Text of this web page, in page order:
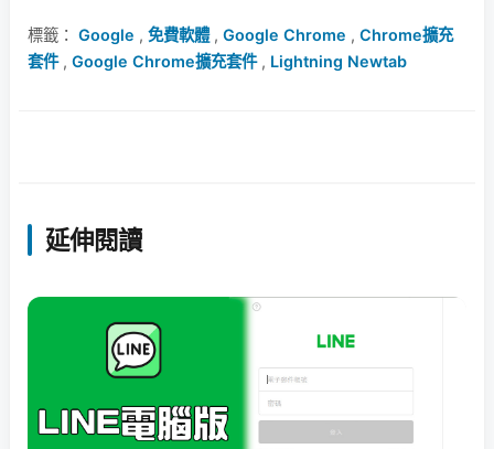
標籤： Google , 免費軟體, Google Chrome , Chrome擴充
套件, Google Chrome擴充套件, Lightning Newtab
延伸閱讀